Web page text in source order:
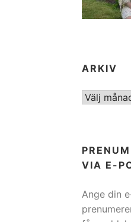
ARKIV
ARKIV
VIA E-
Ange din